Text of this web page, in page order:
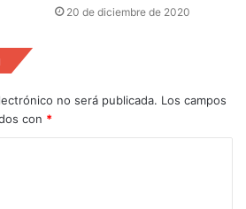
20 de diciembre de 2020
no será publicada. Los campos
con *